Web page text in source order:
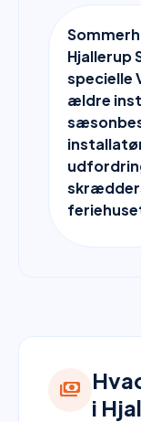
Hjallerup
specielle
ældre
payments
i